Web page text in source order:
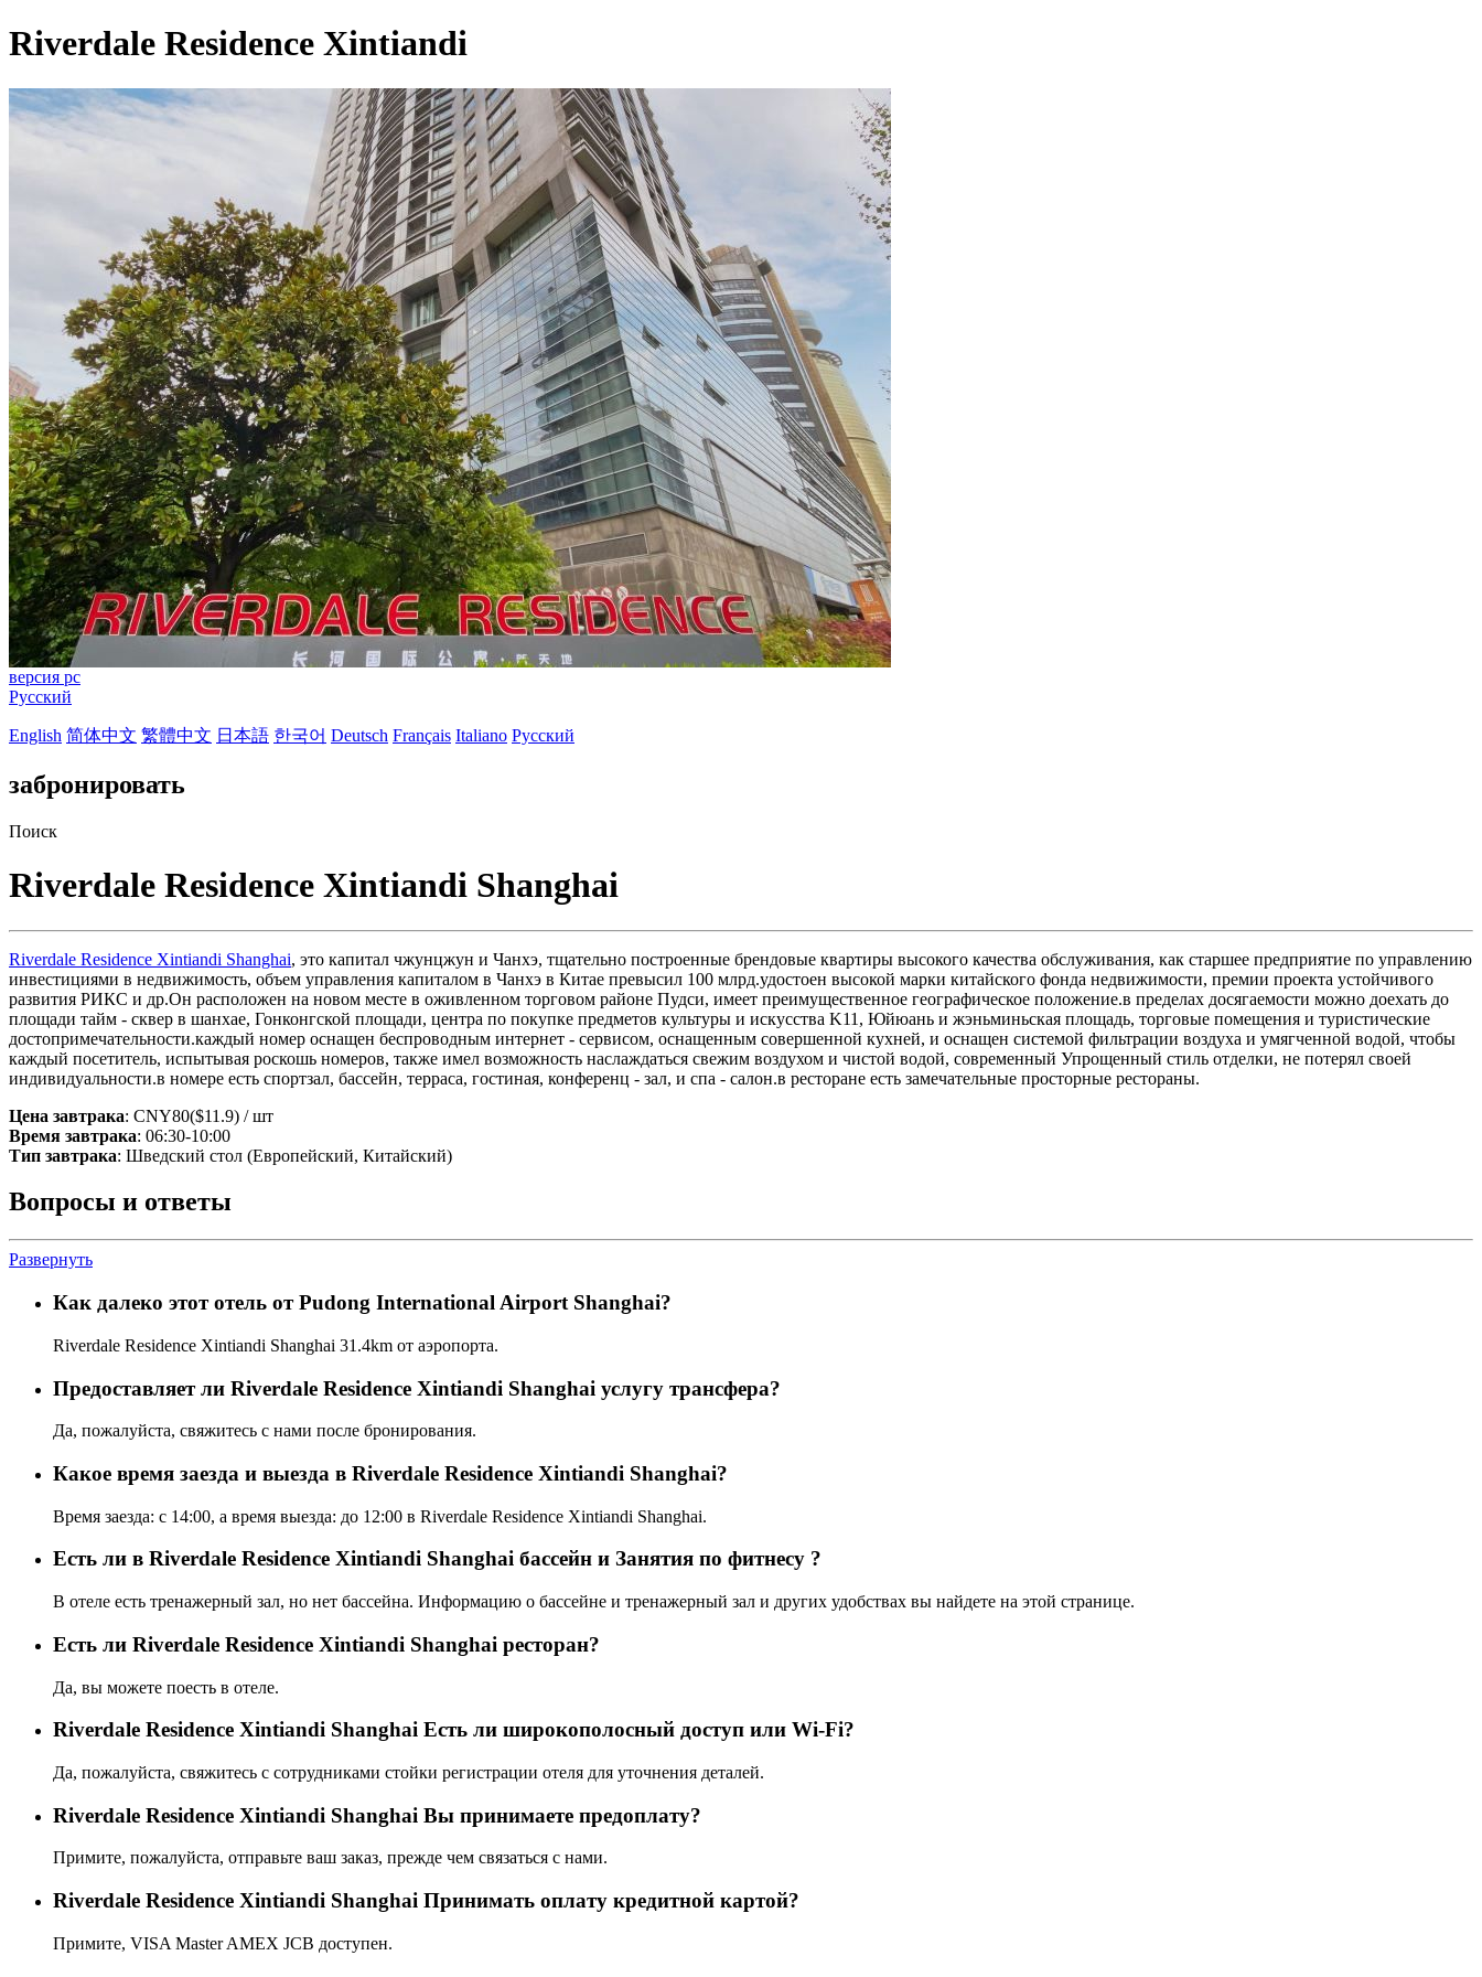
Riverdale Residence Xintiandi
версия pc
Русский
English 简体中文 繁體中文 日本語 한국어 Deutsch Français Italiano Русский
забронировать
Поиск
Riverdale Residence Xintiandi Shanghai
Riverdale Residence Xintiandi Shanghai, это капитал чжунцжун и Чанхэ, тщательно построенные брендовые квартиры высокого качества обслуживания, как старшее предприятие по управлению
инвестициями в недвижимость, объем управления капиталом в Чанхэ в Китае превысил 100 млрд.удостоен высокой марки китайского фонда недвижимости, премии проекта устойчивого
развития РИКС и др.Он расположен на новом месте в оживленном торговом районе Пудси, имеет преимущественное географическое положение.в пределах досягаемости можно доехать до
площади тайм - сквер в шанхае, Гонконгской площади, центра по покупке предметов культуры и искусства K11, Юйюань и жэньминьская площадь, торговые помещения и туристические
достопримечательности.каждый номер оснащен беспроводным интернет - сервисом, оснащенным совершенной кухней, и оснащен системой фильтрации воздуха и умягченной водой, чтобы
каждый посетитель, испытывая роскошь номеров, также имел возможность наслаждаться свежим воздухом и чистой водой, современный Упрощенный стиль отделки, не потерял своей
индивидуальности.в номере есть спортзал, бассейн, терраса, гостиная, конференц - зал, и спа - салон.в ресторане есть замечательные просторные рестораны.
Цена завтрака: CNY80($11.9) / шт
Время завтрака: 06:30-10:00
Тип завтрака: Шведский стол (Европейский, Китайский)
Вопросы и ответы
Развернуть
Как далеко этот отель от Pudong International Airport Shanghai?
Riverdale Residence Xintiandi Shanghai 31.4km от аэропорта.
Предоставляет ли Riverdale Residence Xintiandi Shanghai услугу трансфера?
Да, пожалуйста, свяжитесь с нами после бронирования.
Какое время заезда и выезда в Riverdale Residence Xintiandi Shanghai?
Время заезда: с 14:00, а время выезда: до 12:00 в Riverdale Residence Xintiandi Shanghai.
Есть ли в Riverdale Residence Xintiandi Shanghai бассейн и Занятия по фитнесу ?
В отеле есть тренажерный зал, но нет бассейна. Информацию о бассейне и тренажерный зал и других удобствах вы найдете на этой странице.
Eсть ли Riverdale Residence Xintiandi Shanghai ресторан?
Да, вы можете поесть в отеле.
Riverdale Residence Xintiandi Shanghai Есть ли широкополосный доступ или Wi-Fi?
Да, пожалуйста, свяжитесь с сотрудниками стойки регистрации отеля для уточнения деталей.
Riverdale Residence Xintiandi Shanghai Вы принимаете предоплату?
Примите, пожалуйста, отправьте ваш заказ, прежде чем связаться с нами.
Riverdale Residence Xintiandi Shanghai Принимать оплату кредитной картой?
Примите, VISA Master AMEX JCB доступен.